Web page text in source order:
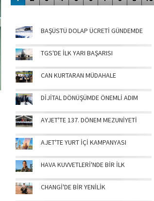
BAŞÜSTÜ DOLAP ÜCRETİ GÜNDEMDE
TGS'DE İLK YARI BAŞARISI
CAN KURTARAN MÜDAHALE
DİJİTAL DÖNÜŞÜMDE ÖNEMLİ ADIM
AYJET'TE 137. DÖNEM MEZUNİYETİ
AJET'TE YURT İÇİ KAMPANYASI
HAVA KUVVETLERİ'NDE BİR İLK
CHANGİ'DE BİR YENİLİK